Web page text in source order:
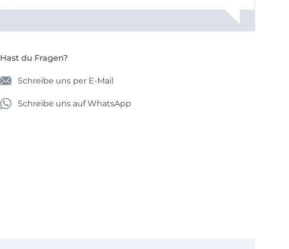
Hast du Fragen?
Schreibe uns per E-Mail
Schreibe uns auf WhatsApp